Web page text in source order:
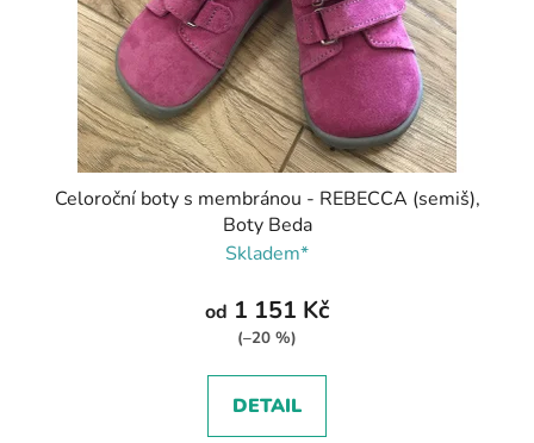
Celoroční boty s membránou - REBECCA (semiš),
Boty Beda
Skladem*
od 1 151 Kč
(–20 %)
DETAIL